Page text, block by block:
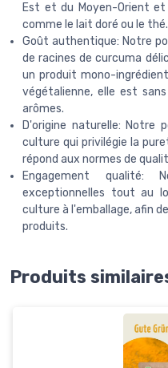
Est et du Moyen-Orient
comme le lait doré ou le thé.
Goût authentique: Notre
de racines de curcuma
un produit mono-
végétalienne, elle est
arômes.
D'origine naturelle: Notre
culture qui privilégie la
répond aux normes de
Engagement qualité:
exceptionnelles tout au
culture à l'emballage, afin
produits.
Produits